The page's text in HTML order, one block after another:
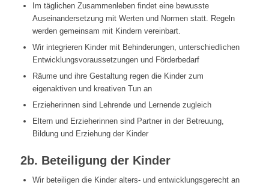
Im täglichen Zusammenleben findet eine bewusste
Auseinandersetzung mit Werten und Normen statt. Regeln
werden gemeinsam mit Kindern vereinbart.
Wir integrieren Kinder mit Behinderungen, unterschiedlichen
Entwicklungsvoraussetzungen und Förderbedarf
Räume und ihre Gestaltung regen die Kinder zum
eigenaktiven und kreativen Tun an
Erzieherinnen sind Lehrende und Lernende zugleich
Eltern und Erzieherinnen sind Partner in der Betreuung,
Bildung und Erziehung der Kinder
2b. Beteiligung der Kinder
Wir beteiligen die Kinder alters- und entwicklungsgerecht an